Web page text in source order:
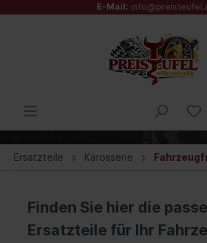
E-Mail:
Ersatzteile Karosserie
Finden Sie hier die
Ersatzteile für Ihr